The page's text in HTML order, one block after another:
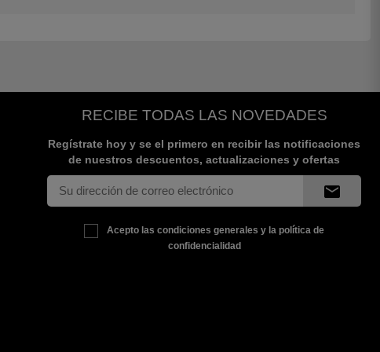
RECIBE TODAS LAS NOVEDADES
Regístrate hoy y se el primero en recibir las notificaciones
de nuestros descuentos, actualizaciones y ofertas
mail
Acepto las condiciones generales y la política de
confidencialidad